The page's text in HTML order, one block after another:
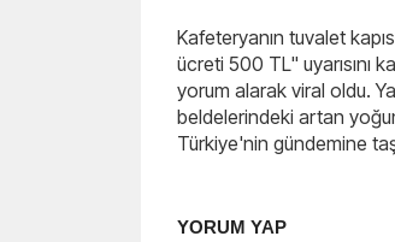
Kafeteryanın tuvalet
ücreti 500 TL" uyarısını
yorum alarak viral oldu.
beldelerindeki artan
Türkiye'nin gündemine
YORUM YAP